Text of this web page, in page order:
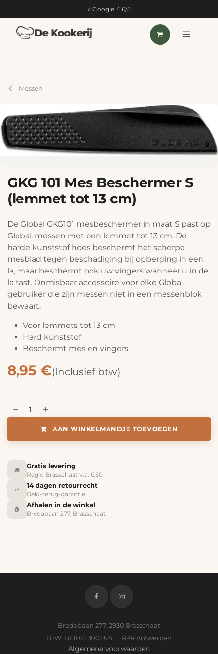
⭐ Google 4.6/5
Messen
GKG 101 Mes Beschermer S
(lemmet tot 13 cm)
De Global GKG101 mesbeschermer in maat S past op
Global-messen met een lemmet tot 13 cm. De
harde kunststof hoes beschermt het scherpe
mesblad tegen beschadiging bij opberging in een
la, maar beschermt ook uw vingers wanneer u in de
la tast. Onmisbaar accessoire voor elke Global-
gebruiker die zijn messen niet in een messenblok
bewaart.
Voor lemmets tot 13 cm
Hard kunststof
Beschermt mes en vingers
8,95 €(Inclusief btw)
AAN WINKELMANDJE TOEVOEGEN
🚚
Gratis levering
Regio Brasschaat v.a. €50
↩️
14 dagen retourrecht
Geld-terug-garantie
🏠
Afhalen in de winkel
Bredabaan 277, Brasschaat
Bredabaan 277, 2930 Brasschaat
BTW: BE1021.300.924 RPR Antwerpen
Algemene voorwaarden